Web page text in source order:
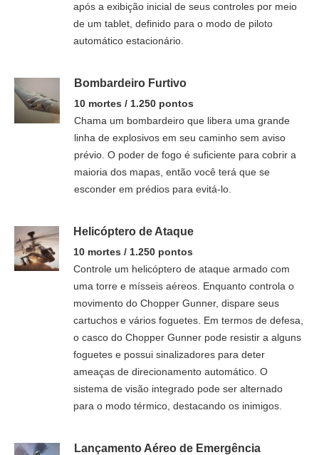
após a exibição inicial de seus controles por meio
de um tablet, definido para o modo de piloto
automático estacionário.
Bombardeiro Furtivo
10 mortes / 1.250 pontos
Chama um bombardeiro que libera uma grande
linha de explosivos em seu caminho sem aviso
prévio. O poder de fogo é suficiente para cobrir a
maioria dos mapas, então você terá que se
esconder em prédios para evitá-lo.
Helicóptero de Ataque
10 mortes / 1.250 pontos
Controle um helicóptero de ataque armado com
uma torre e mísseis aéreos. Enquanto controla o
movimento do Chopper Gunner, dispare seus
cartuchos e vários foguetes. Em termos de defesa,
o casco do Chopper Gunner pode resistir a alguns
foguetes e possui sinalizadores para deter
ameaças de direcionamento automático. O
sistema de visão integrado pode ser alternado
para o modo térmico, destacando os inimigos.
Lançamento Aéreo de Emergência